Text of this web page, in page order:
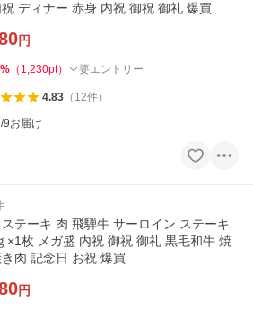
ディナー 赤身 内祝 御祝 御礼 爆買
円
% （ 1,230pt） 要エントリー
4.83（ 12件）
9お届け
テーキ 肉 飛騨牛 サーロイン ステーキ
×1枚 メガ盛 内祝 御祝 御礼 黒毛和牛 焼
肉 記念日 お祝 爆買
円